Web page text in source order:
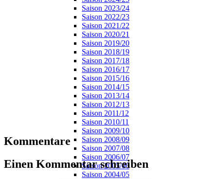
Saison 2023/24
Saison 2022/23
Saison 2021/22
Saison 2020/21
Saison 2019/20
Saison 2018/19
Saison 2017/18
Saison 2016/17
Saison 2015/16
Saison 2014/15
Saison 2013/14
Saison 2012/13
Saison 2011/12
Saison 2010/11
Saison 2009/10
Saison 2008/09
Saison 2007/08
Saison 2006/07
Saison 2005/06
Saison 2004/05
Kommentare
Einen Kommentar schreiben